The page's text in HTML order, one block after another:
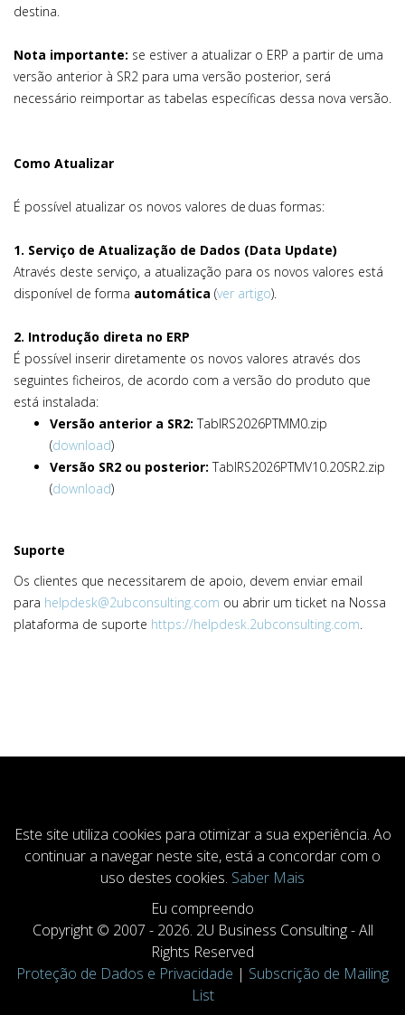
destina.
Nota importante: se estiver a atualizar o ERP a partir de uma
versão anterior à SR2 para uma versão posterior, será
necessário reimportar as tabelas específicas dessa nova versão.
Como Atualizar
É possível atualizar os novos valores de duas formas:
1. Serviço de Atualização de Dados (Data Update)
Através deste serviço, a atualização para os novos valores está
disponível de forma automática (ver artigo).
2. Introdução direta no ERP
É possível inserir diretamente os novos valores através dos
seguintes ficheiros, de acordo com a versão do produto que
está instalada:
Versão anterior a SR2: TabIRS2026PTMM0.zip
(download)
Versão SR2 ou posterior: TabIRS2026PTMV10.20SR2.zip
(download)
Suporte
Os clientes que necessitarem de apoio, devem enviar email
para helpdesk@2ubconsulting.com ou abrir um ticket na Nossa
plataforma de suporte https://helpdesk.2ubconsulting.com.
Este site utiliza cookies para otimizar a sua experiência. Ao
continuar a navegar neste site, está a concordar com o
uso destes cookies. Saber Mais
Eu compreendo
Copyright © 2007 - 2026. 2U Business Consulting - All
Rights Reserved
Proteção de Dados e Privacidade | Subscrição de Mailing
List